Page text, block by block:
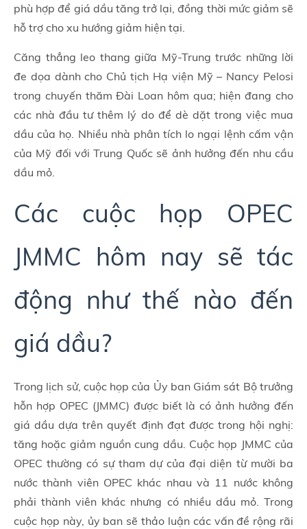
phù hợp để giá dầu tăng trở lại, đồng thời mức giảm sẽ
hỗ trợ cho xu hướng giảm hiện tại.
Căng thẳng leo thang giữa Mỹ-Trung trước những lời
đe dọa dành cho Chủ tịch Hạ viện Mỹ – Nancy Pelosi
trong chuyến thăm Đài Loan hôm qua; hiện đang cho
các nhà đầu tư thêm lý do để dè dặt trong việc mua
dầu của họ. Nhiều nhà phân tích lo ngại lệnh cấm vận
của Mỹ đối với Trung Quốc sẽ ảnh hưởng đến nhu cầu
dầu mỏ.
Các cuộc họp OPEC
JMMC hôm nay sẽ tác
động như thế nào đến
giá dầu?
Trong lịch sử, cuộc họp của Ủy ban Giám sát Bộ trưởng
hỗn hợp OPEC (JMMC) được biết là có ảnh hưởng đến
giá dầu dựa trên quyết định đạt được trong hội nghị:
tăng hoặc giảm nguồn cung dầu. Cuộc họp JMMC của
OPEC thường có sự tham dự của đại diện từ mười ba
nước thành viên OPEC khác nhau và 11 nước không
phải thành viên khác nhưng có nhiều dầu mỏ. Trong
cuộc họp này, ủy ban sẽ thảo luận các vấn đề rộng rãi